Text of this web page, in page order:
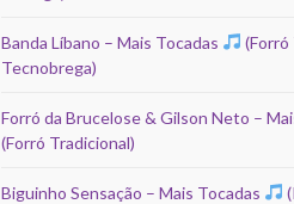
Banda Líbano – Mais Tocadas
(Forró
Tecnobrega)
Forró da Brucelose & Gilson Neto –
(Forró Tradicional)
Biguinho Sensação – Mais Tocadas